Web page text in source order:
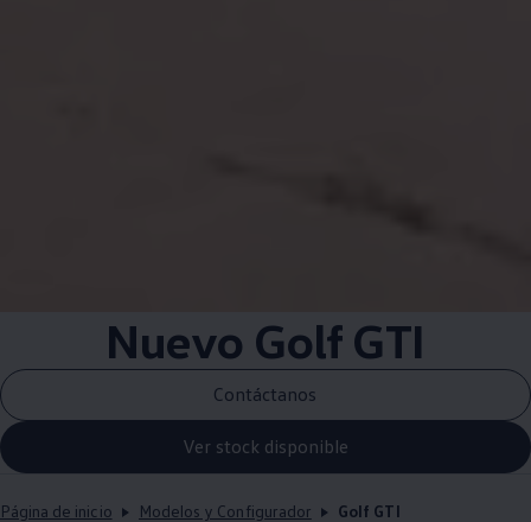
Nuevo Golf GTI
Contáctanos
Ver stock disponible
Página de inicio Modelos y Configurador Golf GTI